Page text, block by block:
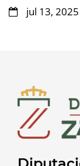
jul 13, 2025